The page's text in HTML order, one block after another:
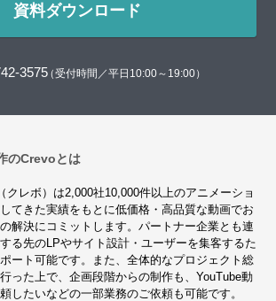
資料ダウンロード
3575（受付時間／平日10:00～19:00）
のCrevoとは
クレボ）は2,000社10,000件以上のアニメーショ
てきた実績をもとに低価格・高品質な動画でお
解決にコミットします。パートナー企業とも連
る先のLPやサイト設計・ユーザーを集客するた
ート可能です。また、全体的なプロジェクト総
った上で、企画段階からの制作も、YouTube動
したいなどの一部業務のご依頼も可能です。